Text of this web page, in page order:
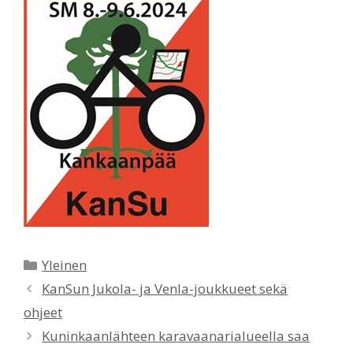
Kategoriat
Yleinen
KanSun Jukola- ja Venla-joukkueet sekä
ohjeet
Kuninkaanlähteen karavaanarialueella saa